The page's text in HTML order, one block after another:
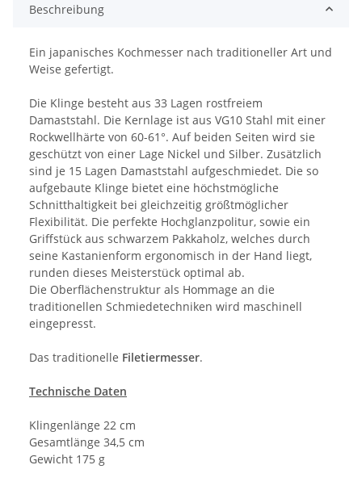
Beschreibung
Ein japanisches Kochmesser nach traditioneller Art und
Weise gefertigt.
Die Klinge besteht aus 33 Lagen rostfreiem
Damaststahl. Die Kernlage ist aus VG10 Stahl mit einer
Rockwellhärte von 60-61°. Auf beiden Seiten wird sie
geschützt von einer Lage Nickel und Silber. Zusätzlich
sind je 15 Lagen Damaststahl aufgeschmiedet. Die so
aufgebaute Klinge bietet eine höchstmögliche
Schnitthaltigkeit bei gleichzeitig größtmöglicher
Flexibilität. Die perfekte Hochglanzpolitur, sowie ein
Griffstück aus schwarzem Pakkaholz, welches durch
seine Kastanienform ergonomisch in der Hand liegt,
runden dieses Meisterstück optimal ab.
Die Oberflächenstruktur als Hommage an die
traditionellen Schmiedetechniken wird maschinell
eingepresst.
Das traditionelle Filetiermesser.
Technische Daten
Klingenlänge 22 cm
Gesamtlänge 34,5 cm
Gewicht 175 g